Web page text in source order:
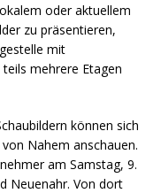
oder aktuellem
zu präsentieren,
mit
mehrere Etagen
können sich
Nahem anschauen.
am Samstag, 9.
Neuenahr. Von dort